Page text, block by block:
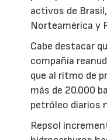
activos de
Norteamérica y
Cabe destacar
compañía
que al ritmo de
más de 20.000
petróleo diarios
Repsol